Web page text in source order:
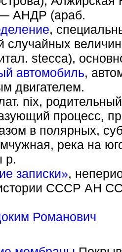
АНДР (араб.
,
случайных
stecca),
автомобиль,
двигателем.
nix,
процесс,
в полярных,
река на
р.
записки»,
СССР АН
Романович